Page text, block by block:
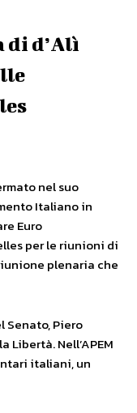
di d’Alì
nel suo
Italiano in
Euro
per le riunioni di
plenaria che
Senato, Piero
Libertà. Nell’APEM
italiani, un